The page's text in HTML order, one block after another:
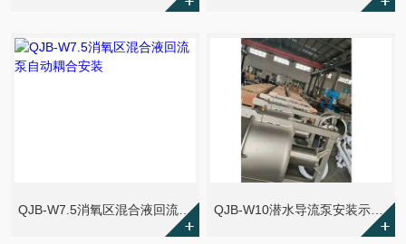
QJB-W7.5消氧区混合液回流泵自动耦合安装